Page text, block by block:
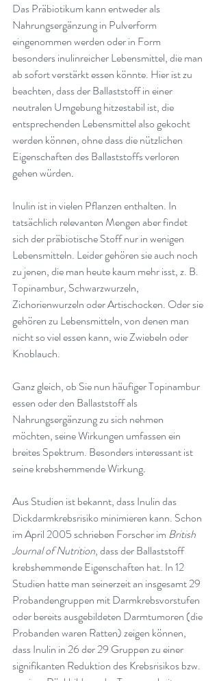
Das Präbiotikum kann entweder als
Nahrungsergänzung in Pulverform
eingenommen werden oder in Form
besonders inulinreicher Lebensmittel, die man
ab sofort verstärkt essen könnte. Hier ist zu
beachten, dass der Ballaststoff in einer
neutralen Umgebung hitzestabil ist, die
entsprechenden Lebensmittel also gekocht
werden können, ohne dass die nützlichen
Eigenschaften des Ballaststoffs verloren
gehen würden.
Inulin ist in vielen Pflanzen enthalten. In
tatsächlich relevanten Mengen aber findet
sich der präbiotische Stoff nur in wenigen
Lebensmitteln. Leider gehören sie auch noch
zu jenen, die man heute kaum mehr isst, z. B.
Topinambur, Schwarzwurzeln,
Zichorienwurzeln oder Artischocken. Oder sie
gehören zu Lebensmitteln, von denen man
nicht so viel essen kann, wie Zwiebeln oder
Knoblauch.
Ganz gleich, ob Sie nun häufiger Topinambur
essen oder den Ballaststoff als
Nahrungsergänzung zu sich nehmen
möchten, seine Wirkungen umfassen ein
breites Spektrum. Besonders interessant ist
seine krebshemmende Wirkung.
Aus Studien ist bekannt, dass Inulin das
Dickdarmkrebsrisiko minimieren kann. Schon
im April 2005 schrieben Forscher im British
Journal of Nutrition, dass der Ballaststoff
krebshemmende Eigenschaften hat. In 12
Studien hatte man seinerzeit an insgesamt 29
Probandengruppen mit Darmkrebsvorstufen
oder bereits ausgebildeten Darmtumoren (die
Probanden waren Ratten) zeigen können,
dass Inulin in 26 der 29 Gruppen zu einer
signifikanten Reduktion des Krebsrisikos bzw.